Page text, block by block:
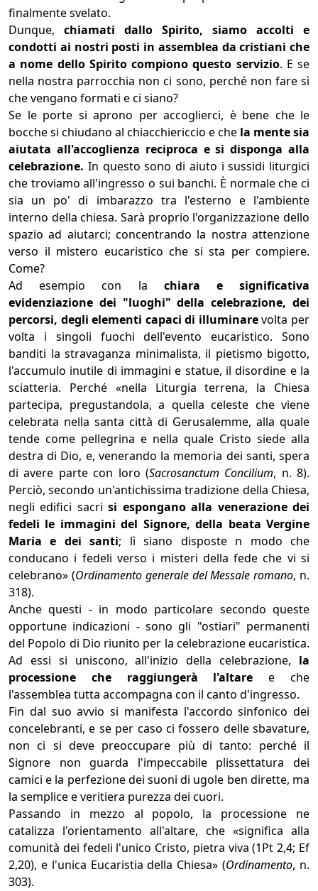
finalmente svelato.
Dunque, chiamati dallo Spirito, siamo accolti e
condotti ai nostri posti in assemblea da cristiani che
a nome dello Spirito compiono questo servizio. E se
nella nostra parrocchia non ci sono, perché non fare sì
che vengano formati e ci siano?
Se le porte si aprono per accoglierci, è bene che le
bocche si chiudano al chiacchiericcio e che la mente sia
aiutata all'accoglienza reciproca e si disponga alla
celebrazione. In questo sono di aiuto i sussidi liturgici
che troviamo all'ingresso o sui banchi. È normale che ci
sia un po' di imbarazzo tra l'esterno e l'ambiente
interno della chiesa. Sarà proprio l'organizzazione dello
spazio ad aiutarci; concentrando la nostra attenzione
verso il mistero eucaristico che si sta per compiere.
Come?
Ad esempio con la chiara e significativa
evidenziazione dei "luoghi" della celebrazione, dei
percorsi, degli elementi capaci di illuminarevolta per
volta i singoli fuochi dell'evento eucaristico. Sono
banditi la stravaganza minimalista, il pietismo bigotto,
l'accumulo inutile di immagini e statue, il disordine e la
sciatteria. Perché «nella Liturgia terrena, la Chiesa
partecipa, pregustandola, a quella celeste che viene
celebrata nella santa città di Gerusalemme, alla quale
tende come pellegrina e nella quale Cristo siede alla
destra di Dio, e, venerando la memoria dei santi, spera
di avere parte con loro (Sacrosanctum Concilium, n. 8).
Perciò, secondo un'antichissima tradizione della Chiesa,
negli edifici sacrisi espongano alla venerazione dei
fedeli le immagini del Signore, della beata Vergine
Maria e dei santi; lì siano disposte n modo che
conducano i fedeli verso i misteri della fede che vi si
celebrano» (Ordinamento generale del Messale romano, n.
318).
Anche questi - in modo particolare secondo queste
opportune indicazioni - sono gli "ostiari" permanenti
del Popolo di Dio riunito per la celebrazione eucaristica.
Ad essi si uniscono, all'inizio della celebrazione, la
processione che raggiungerà l'altare e che
l'assemblea tutta accompagna con il canto d'ingresso.
Fin dal suo avvio si manifesta l'accordo sinfonico dei
concelebranti, e se per caso ci fossero delle sbavature,
non ci si deve preoccupare più di tanto: perché il
Signore non guarda l'impeccabile plissettatura dei
camici e la perfezione dei suoni di ugole ben dirette, ma
la semplice e veritiera purezza dei cuori.
Passando in mezzo al popolo, la processione ne
catalizza l'orientamento all'altare, che «significa alla
comunità dei fedeli l'unico Cristo, pietra viva (1Pt 2,4; Ef
2,20), e l'unica Eucaristia della Chiesa» (Ordinamento, n.
303).